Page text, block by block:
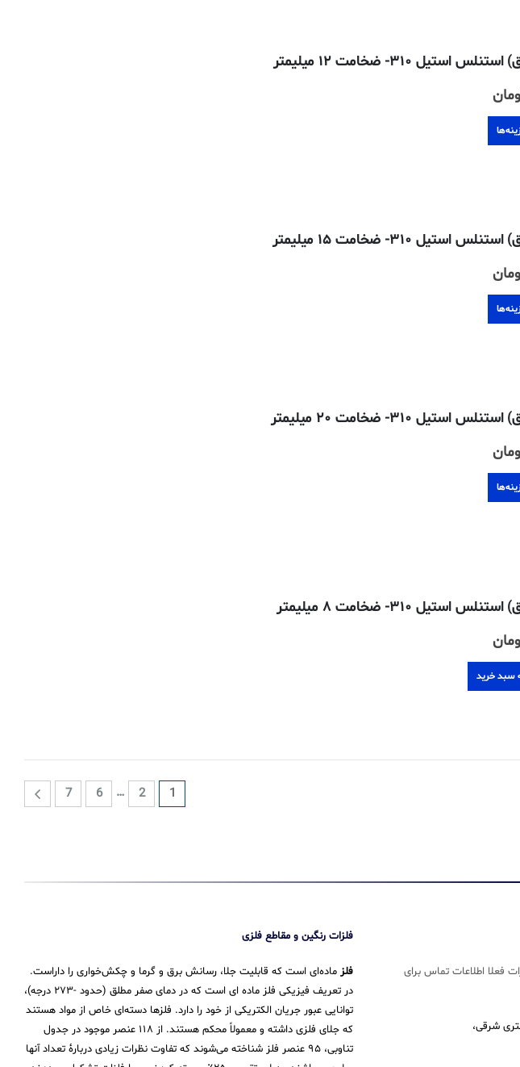
استیل ۳۱۰- ضخامت ۱۲ میلیمتر
استیل ۳۱۰- ضخامت ۱۵ میلیمتر
استیل ۳۱۰- ضخامت ۲۰ میلیمتر
استیل ۳۱۰- ضخامت ۸ میلیمتر
سبد خرید
1
2
…
6
7
فعلا اطلاعات تماس برای
شرقی،
فلزات رنگین و مقاطع فلزی
فلز ماده‌ای است که قابلیت جلا، رسانش برق و گرما و چکش‌خواری را داراست.
در تعریف فیزیکی فلز ماده ای است که در دمای صفر مطلق (حدود -۲۷۳ درجه)،
توانایی عبور جریان الکتریکی از خود را دارد. فلزها دسته‌ای خاص از مواد هستند
که جلای فلزی داشته و معمولاً محکم هستند. از ۱۱۸ عنصر موجود در جدول
تناوبی، ۹۵ عنصر فلز شناخته می‌شوند که تفاوت نظرات زیادی دربارهٔ تعداد آنها